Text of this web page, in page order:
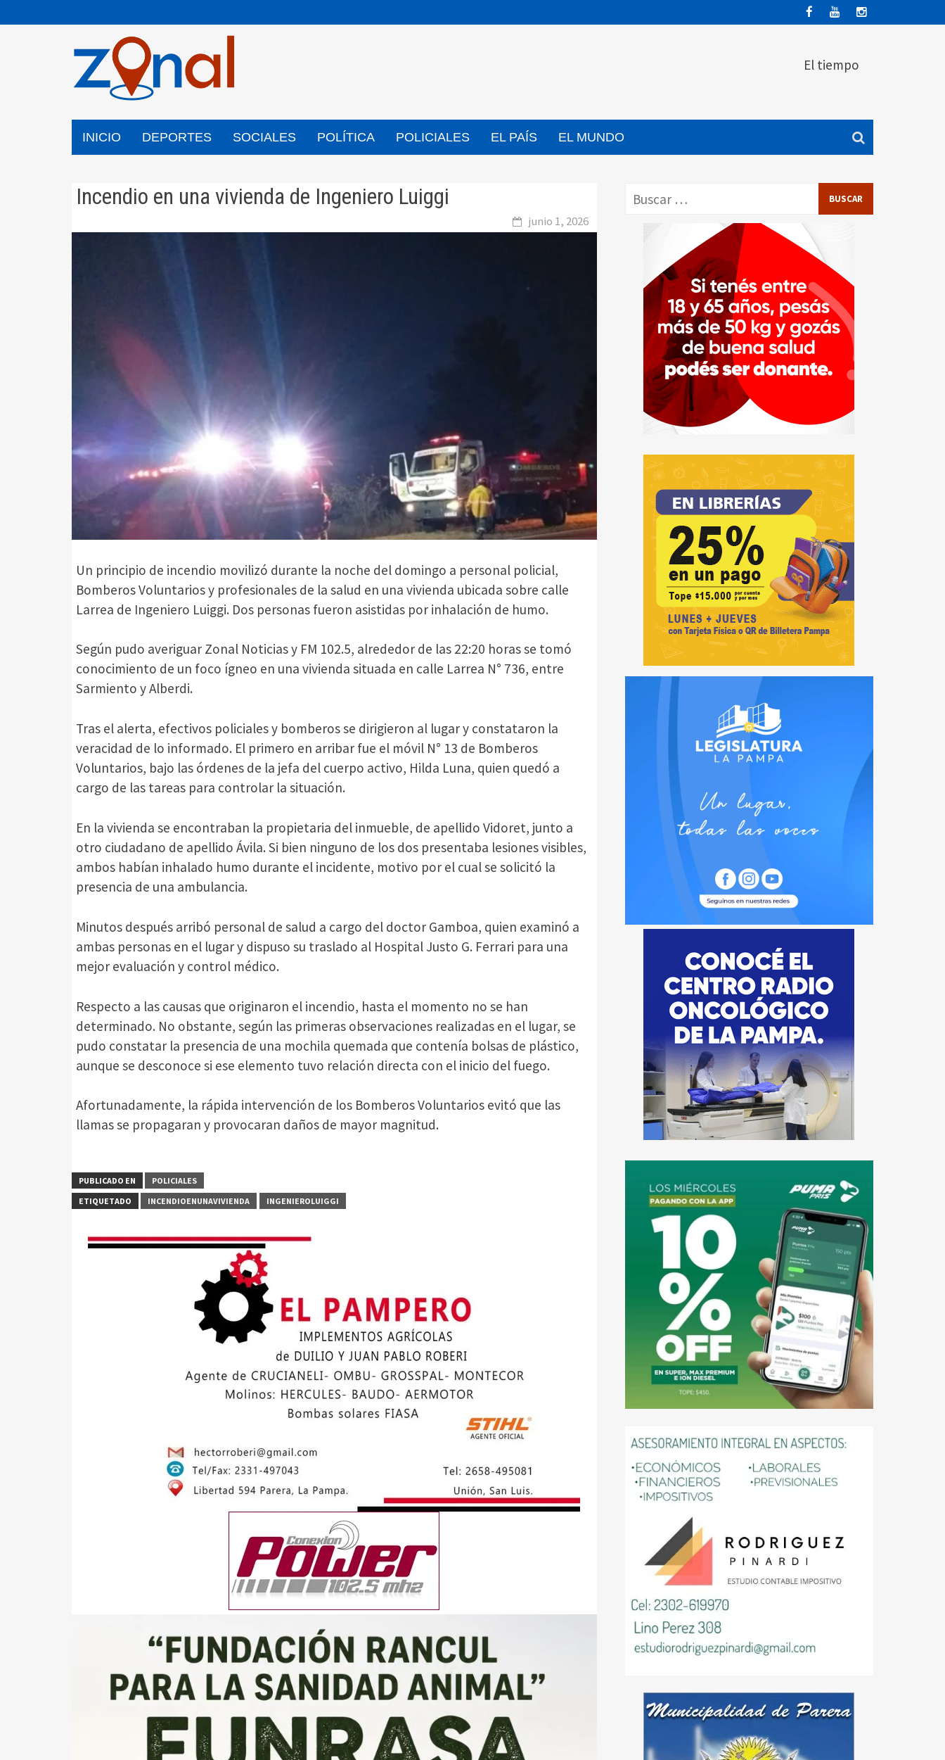
al
El tiempo
INICIO DEPORTES SOCIALES POLÍTICA POLICIALES EL PAÍS EL MUNDO
Incendio en una vivienda de Ingeniero Luiggi
junio 1, 2026
Un principio de incendio movilizó durante la noche del domingo a personal policial,
Bomberos Voluntarios y profesionales de la salud en una vivienda ubicada sobre calle
Larrea de Ingeniero Luiggi. Dos personas fueron asistidas por inhalación de humo.
Según pudo averiguar Zonal Noticias y FM 102.5, alrededor de las 22:20 horas se tomó
conocimiento de un foco ígneo en una vivienda situada en calle Larrea N° 736, entre
Sarmiento y Alberdi.
Tras el alerta, efectivos policiales y bomberos se dirigieron al lugar y constataron la
veracidad de lo informado. El primero en arribar fue el móvil N° 13 de Bomberos
Voluntarios, bajo las órdenes de la jefa del cuerpo activo, Hilda Luna, quien quedó a
cargo de las tareas para controlar la situación.
En la vivienda se encontraban la propietaria del inmueble, de apellido Vidoret, junto a
otro ciudadano de apellido Ávila. Si bien ninguno de los dos presentaba lesiones visibles,
ambos habían inhalado humo durante el incidente, motivo por el cual se solicitó la
presencia de una ambulancia.
Minutos después arribó personal de salud a cargo del doctor Gamboa, quien examinó a
ambas personas en el lugar y dispuso su traslado al Hospital Justo G. Ferrari para una
mejor evaluación y control médico.
Respecto a las causas que originaron el incendio, hasta el momento no se han
determinado. No obstante, según las primeras observaciones realizadas en el lugar, se
pudo constatar la presencia de una mochila quemada que contenía bolsas de plástico,
aunque se desconoce si ese elemento tuvo relación directa con el inicio del fuego.
Afortunadamente, la rápida intervención de los Bomberos Voluntarios evitó que las
llamas se propagaran y provocaran daños de mayor magnitud.
PUBLICADO EN
POLICIALES
ETIQUETADO
INCENDIOENUNAVIVIENDA INGENIEROLUIGGI
Buscar: